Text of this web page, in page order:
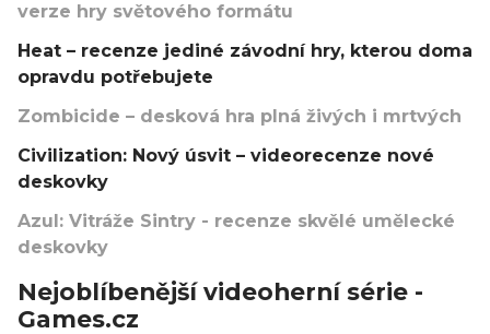
verze hry světového formátu
Heat – recenze jediné závodní hry, kterou doma
opravdu potřebujete
Zombicide – desková hra plná živých i mrtvých
Civilization: Nový úsvit – videorecenze nové
deskovky
Azul: Vitráže Sintry - recenze skvělé umělecké
deskovky
Nejoblíbenější videoherní série -
Games.cz